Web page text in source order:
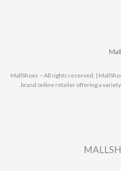
© 2025 MallShoes – All rights reserved. |
brand online retailer offering a